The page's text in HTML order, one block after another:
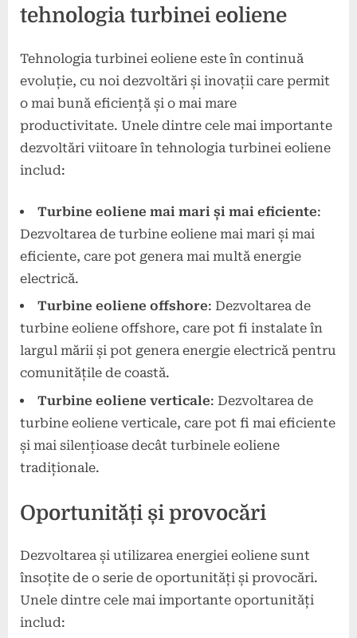
tehnologia turbinei eoliene
Tehnologia turbinei eoliene este în continuă
evoluție, cu noi dezvoltări și inovații care permit
o mai bună eficiență și o mai mare
productivitate. Unele dintre cele mai importante
dezvoltări viitoare în tehnologia turbinei eoliene
includ:
Turbine eoliene mai mari și mai eficiente:
Dezvoltarea de turbine eoliene mai mari și mai
eficiente, care pot genera mai multă energie
electrică.
Turbine eoliene offshore: Dezvoltarea de
turbine eoliene offshore, care pot fi instalate în
largul mării și pot genera energie electrică pentru
comunitățile de coastă.
Turbine eoliene verticale: Dezvoltarea de
turbine eoliene verticale, care pot fi mai eficiente
și mai silențioase decât turbinele eoliene
tradiționale.
Oportunități și provocări
Dezvoltarea și utilizarea energiei eoliene sunt
însoțite de o serie de oportunități și provocări.
Unele dintre cele mai importante oportunități
includ: